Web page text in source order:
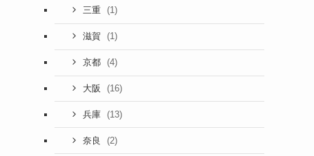
三重 (1)
滋賀 (1)
京都 (4)
大阪 (16)
兵庫 (13)
奈良 (2)